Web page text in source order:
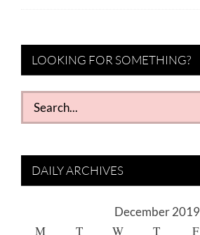
LOOKING FOR SOMETHING?
Search
for:
DAILY ARCHIVES
December 2019
M T W T F